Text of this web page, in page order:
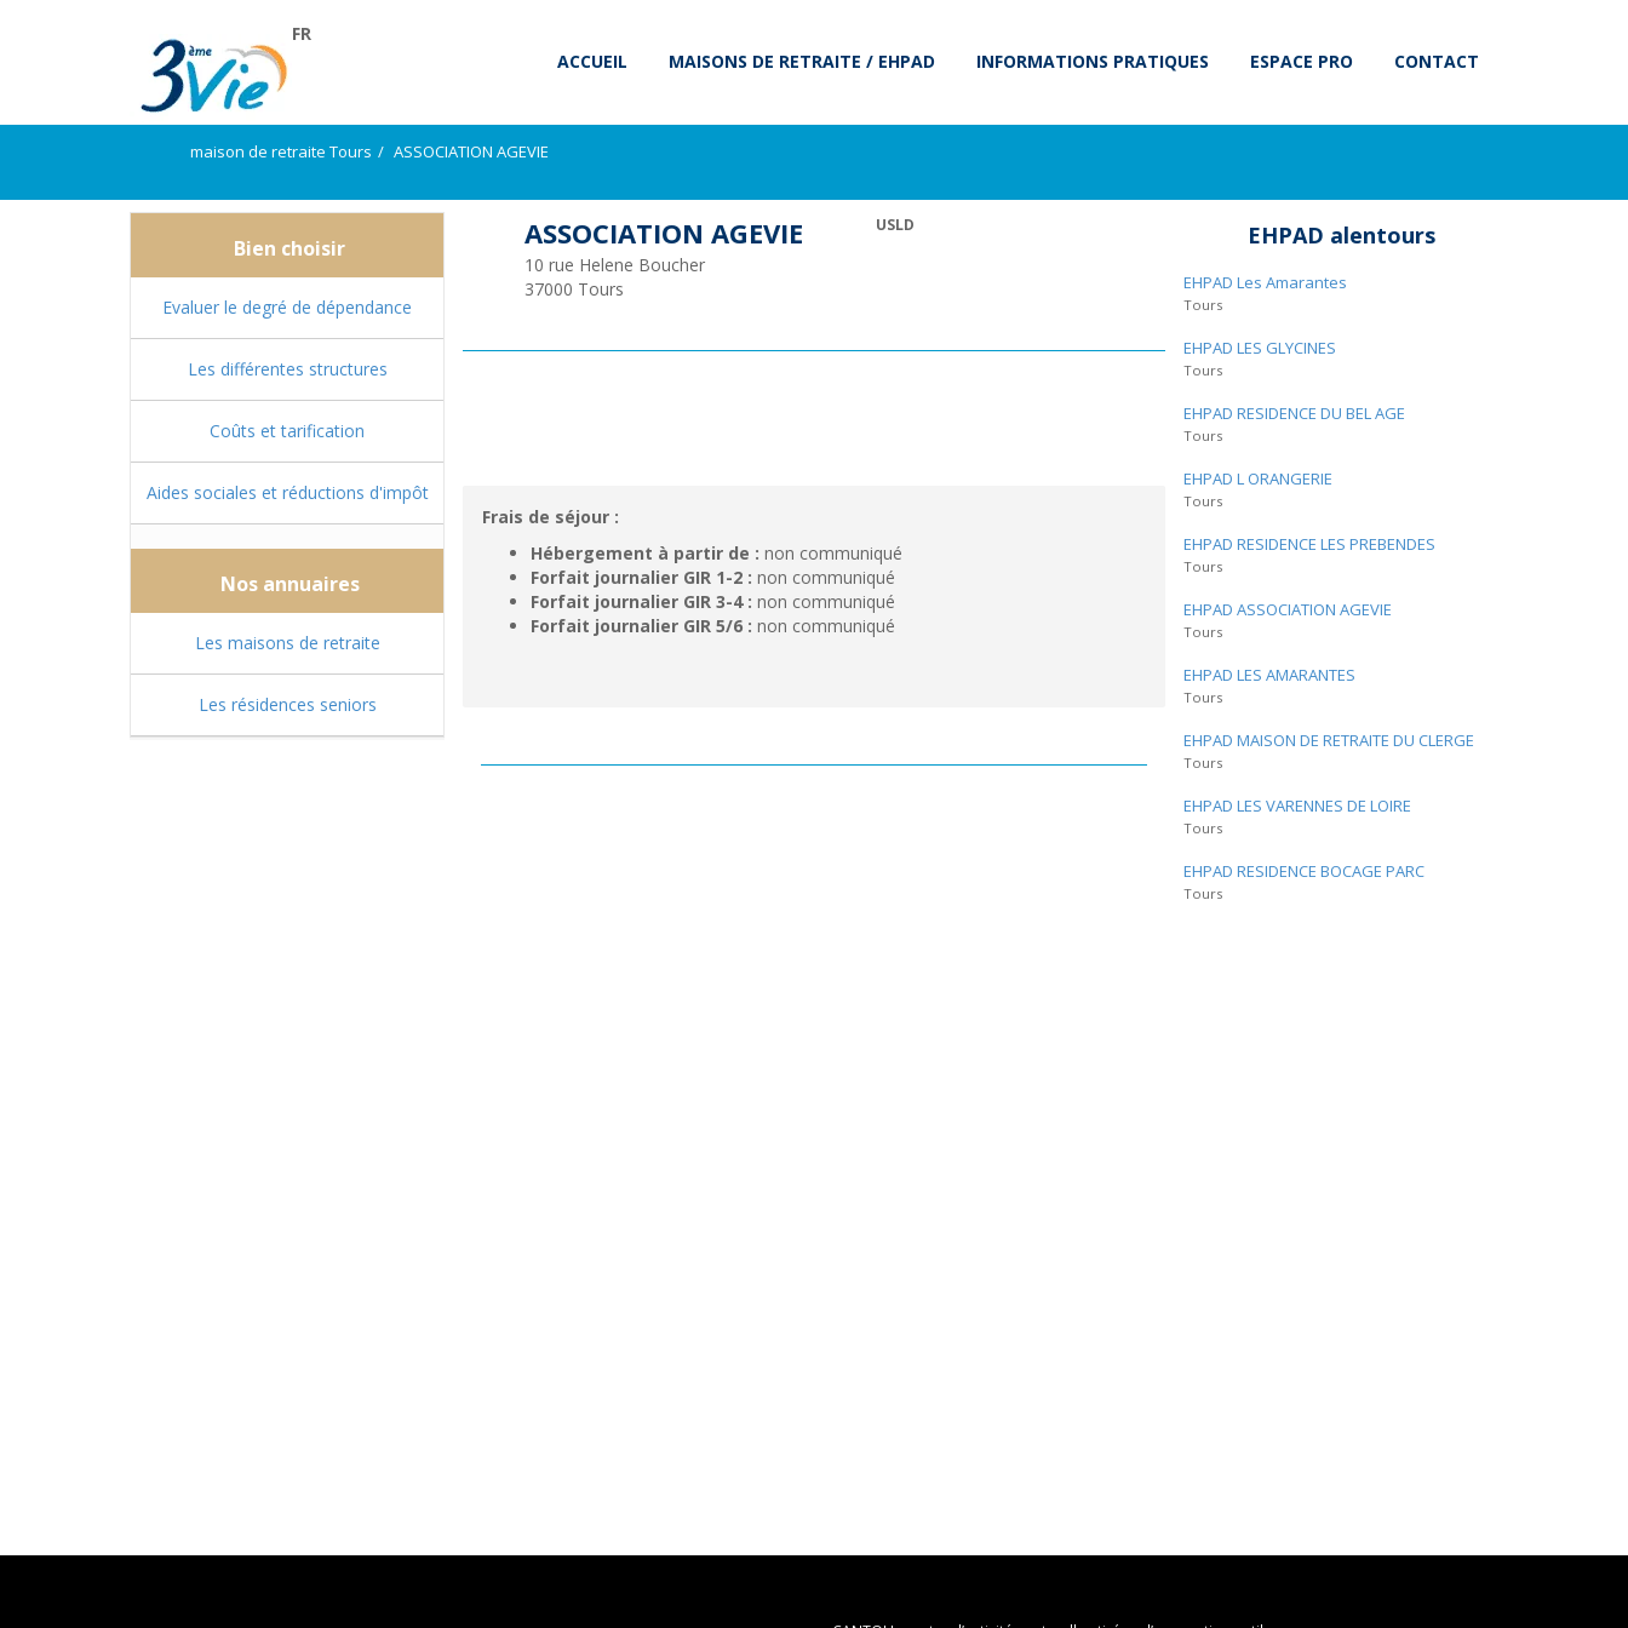
FR
ACCUEIL
MAISONS DE RETRAITE / EHPAD INFORMATIONS PRATIQUES ESPACE PRO CONTACT
maison de retraite Tours ASSOCIATION AGEVIE
Bien choisir
Evaluer le degré de dépendance
Les différentes structures
Coûts et tarification
Aides sociales et réductions d'impôt
Nos annuaires
Les maisons de retraite
Les résidences seniors
ASSOCIATION AGEVIE
10 rue Helene Boucher
37000 Tours
USLD
Frais de séjour :
Hébergement à partir de : non communiqué
Forfait journalier GIR 1-2 : non communiqué
Forfait journalier GIR 3-4 : non communiqué
Forfait journalier GIR 5/6 : non communiqué
EHPAD alentours
EHPAD Les Amarantes
Tours
EHPAD LES GLYCINES
Tours
EHPAD RESIDENCE DU BEL AGE
Tours
EHPAD L ORANGERIE
Tours
EHPAD RESIDENCE LES PREBENDES
Tours
EHPAD ASSOCIATION AGEVIE
Tours
EHPAD LES AMARANTES
Tours
EHPAD MAISON DE RETRAITE DU CLERGE
Tours
EHPAD LES VARENNES DE LOIRE
Tours
EHPAD RESIDENCE BOCAGE PARC
Tours